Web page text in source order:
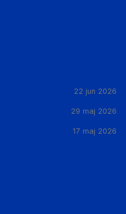
22 jun 2026
29 maj 2026
17 maj 2026